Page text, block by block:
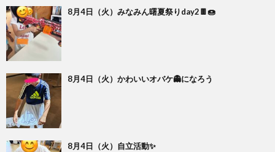
8月4日（火）みなみん曙夏祭りday2🍫🍩
8月4日（火）かわいいオバケ👻になろう
8月4日（火）自立活動✨